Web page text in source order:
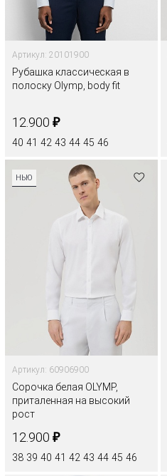
Артикул: 20101900
Рубашка классическая в
полоску Olymp, body fit
12.900 ₽
40 41 42 43 44 45 46
НЬЮ
Артикул: 60906900
Сорочка белая OLYMP,
приталенная на высокий
рост
12.900 ₽
38 39 40 41 42 43 44 45 46